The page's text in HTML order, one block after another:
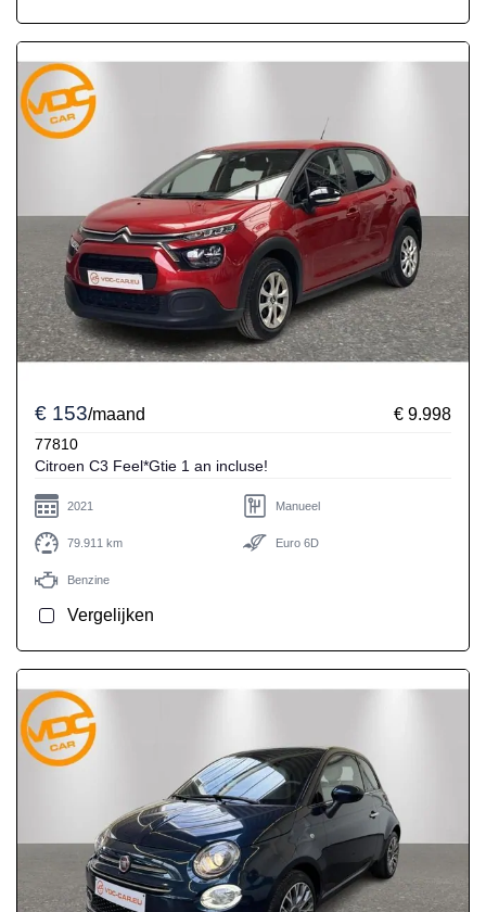
€ 153/maand € 9.998
77810
Citroen C3 Feel*Gtie 1 an incluse!
2021 Manueel
79.911 km Euro 6D
Benzine
Vergelijken